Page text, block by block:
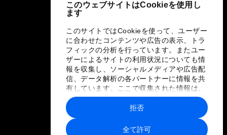
このウェブサイトはCookieを使用し
ます
このサイトではCookieを使って、ユーザー
に合わせたコンテンツや広告の表示、トラ
フィックの分析を行っています。またユー
ザーによるサイトの利用状況についても情
報を収集し、ソーシャルメディアや広告配
信、データ解析の各パートナーに情報を共
有しています。ここで収集された情報は、
ユーザーが各パートナーに提供した他の情
報や各パートナーのサービスを使用した際
に収集された情報と組み合わされ、各パー
トナーによって使用されることがありま
全て許可
拒否